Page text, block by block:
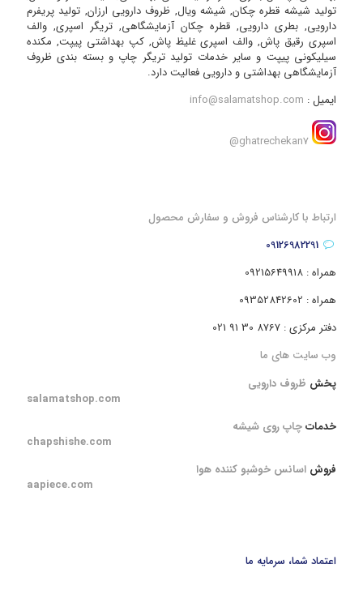
تولید شیشه قطره چکان, شیشه ویال, ظروف دارویی ارزان, تولید پریفرم
دارویی, بطری دارویی, قطره چکان آزمایشگاهی, تریگر اسپری, والف
اسپری رقیق پاش, والف اسپری غلیظ پاش, کپ بهداشتی پیپت, مکنده
سیلیکونی پیپت و سایر خدمات تولید تریگر چاپ و بسته بندی ظروف
آزمایشگاهی بهداشتی و دارویی فعالیت دارد.
ایمیل : info@salamatshop.com
ghatrechekan7@
ارتباط با کارشناس فروش و سفارش محصول
09126982291
همراه : 09215649918
همراه : 09352842602
دفتر مرکزی : 8767 30 91 021
وب سایت های ما
پخش ظروف دارویی
salamatshop.com
خدماتچاپ روی شیشه
chapshishe.com
فروش اسانس خوشبو کننده هوا
aapiece.com
اعتماد شما، سرمایه ما